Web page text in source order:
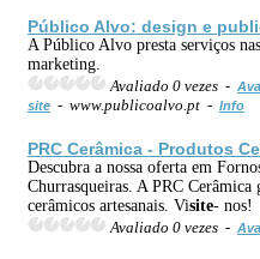
Público Alvo: design e
A Público Alvo presta serviços
marketing.
Avaliado 0 vezes -
site - www.publicoalvo.pt - Info
PRC Cerâmica - Produtos
Descubra a nossa oferta em
Churrasqueiras. A PRC Cerâmica
cerâmicos artesanais. Visite- nos!
Avaliado 0 vezes -